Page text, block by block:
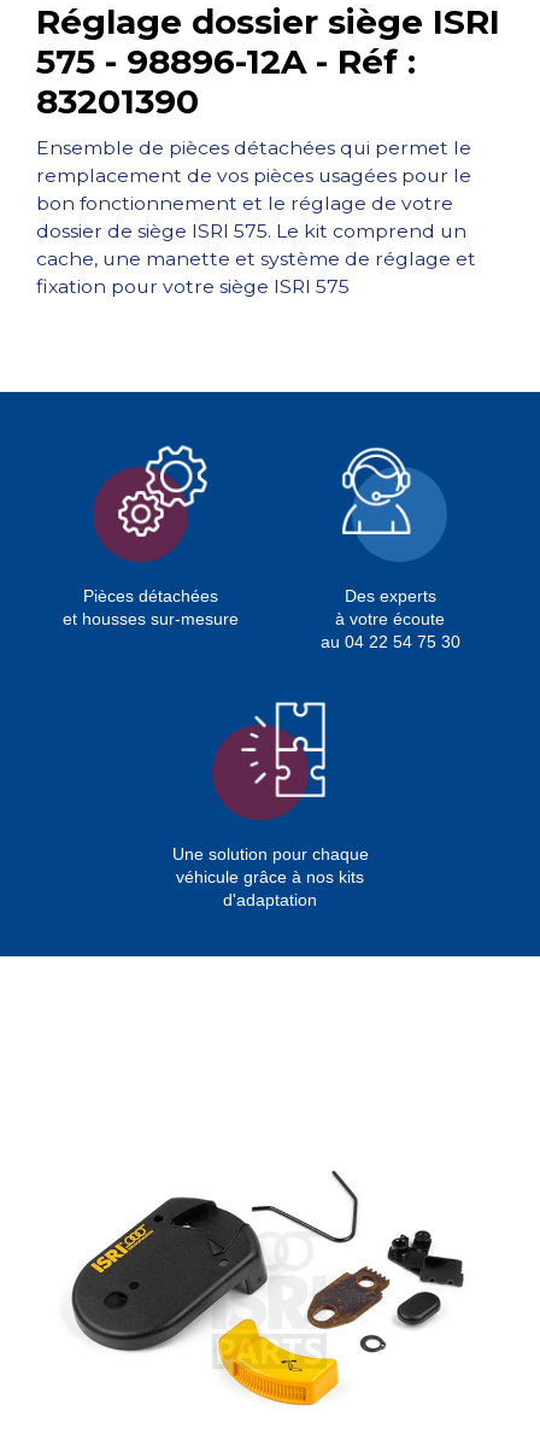
Réglage dossier siège ISRI
575 - 98896-12A - Réf :
83201390
Ensemble de pièces détachées qui permet le
remplacement de vos pièces usagées pour le
bon fonctionnement et le réglage de votre
dossier de siège ISRI 575. Le kit comprend un
cache, une manette et système de réglage et
fixation pour votre siège ISRI 575
Pièces détachées
et housses sur-mesure
Des experts
à votre écoute
au 04 22 54 75 30
Une solution pour chaque
véhicule grâce à nos kits
d'adaptation